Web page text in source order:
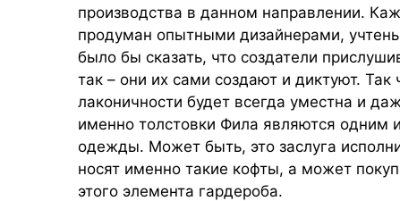
производства в данном направлении.
продуман опытными дизайнерами,
было бы сказать, что создатели
так – они их сами создают и диктуют.
лаконичности будет всегда уместна и
именно толстовки Фила являются одним
одежды. Может быть, это заслуга
носят именно такие кофты, а может
этого элемента гардероба.